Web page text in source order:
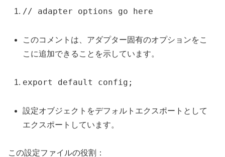
// adapter options go here
このコメントは、アダプター固有のオプションをこ
こに追加できることを示しています。
export default config;
設定オブジェクトをデフォルトエクスポートとして
エクスポートしています。
この設定ファイルの役割：